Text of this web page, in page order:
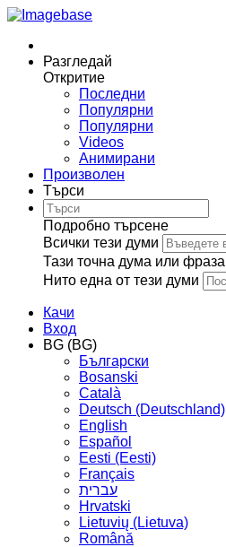
Разгледай
Откритие
Последни
Популярни
Популярни
Videos
Анимирани
Произволен
Търси
Подробно търсене
Всички тези думи
Тази точна дума или фраза
Нито една от тези думи
Качи
Вход
BG (BG)
Български
Bosanski
Сatalà
Deutsch (Deutschland)
English
Español
Eesti (Eesti)
Français
עברית
Hrvatski
Lietuvių (Lietuva)
Română